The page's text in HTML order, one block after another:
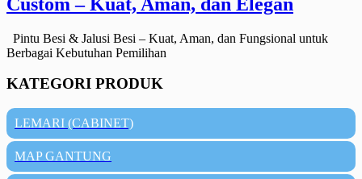
Pintu Besi & Jalusi Besi – Kuat, Aman, dan Fungsional untuk
Berbagai Kebutuhan Pemilihan
KATEGORI PRODUK
LEMARI (CABINET)
MAP GANTUNG